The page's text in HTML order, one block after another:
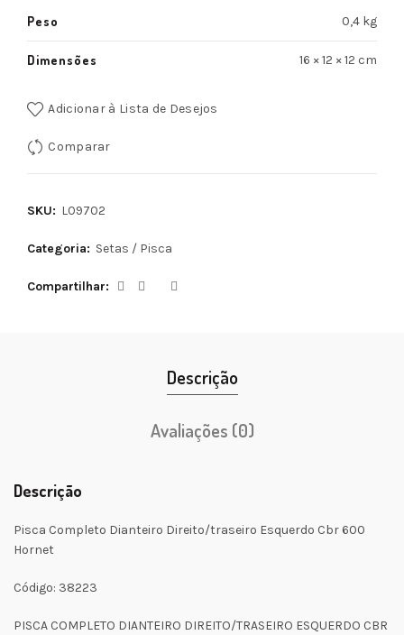
Peso 0,4 kg
Dimensões 16 × 12 × 12 cm
Adicionar à Lista de Desejos
Comparar
SKU: L09702
Categoria: Setas / Pisca
Compartilhar
Descrição
Avaliações (0)
Descrição
Pisca Completo Dianteiro Direito/traseiro Esquerdo Cbr 600
Hornet
Código: 38223
PISCA COMPLETO DIANTEIRO DIREITO/TRASEIRO ESQUERDO CBR